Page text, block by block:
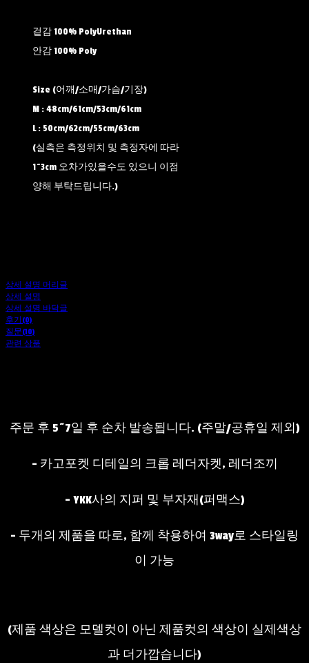
겉감 100% PolyUrethan
안감 100% Poly
Size (어깨/소매/가슴/기장)
M : 48cm/61cm/53cm/61cm
L : 50cm/62cm/55cm/63cm
(실측은 측정위치 및 측정자에 따라
1~3cm 오차가있을수도 있으니 이점
양해 부탁드립니다.)
상세 설명 머리글
상세 설명
상세 설명 바닥글
후기(0)
질문(10)
관련 상품
주문 후 5~7일 후 순차 발송됩니다. (주말/공휴일 제외)
- 카고포켓 디테일의 크롭 레더자켓, 레더조끼
- YKK사의 지퍼 및 부자재(퍼맥스)
- 두개의 제품을 따로, 함께 착용하여 3way로 스타일링
이 가능
(제품 색상은 모델컷이 아닌 제품컷의 색상이 실제색상
과 더가깝습니다)